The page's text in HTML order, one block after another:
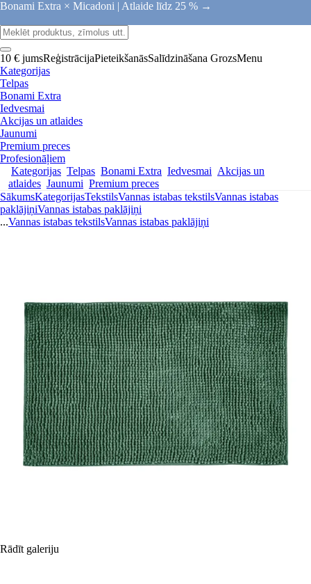
Bonami Extra × Micadoni | Atlaide līdz 25 % →
10 € jumsReģistrācijaPieteikšanāsSalīdzināšana GrozsMenu
Kategorijas
Telpas
Bonami Extra
Iedvesmai
Akcijas un atlaides
Jaunumi
Premium preces
Profesionāļiem
Kategorijas Telpas Bonami Extra Iedvesmai Akcijas un
atlaides Jaunumi Premium preces
SākumsKategorijasTekstilsVannas istabas tekstilsVannas istabas
paklājiņiVannas istabas paklājiņi
...Vannas istabas tekstilsVannas istabas paklājiņi
Rādīt galeriju